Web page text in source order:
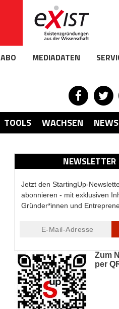
ABO MEDIADATEN
TOOLS WACHSEN NEWS
NEWSLETTER
Jetzt den StartingUp-
abonnieren - mit exklusiven
Gründer*innen und
Zum
per